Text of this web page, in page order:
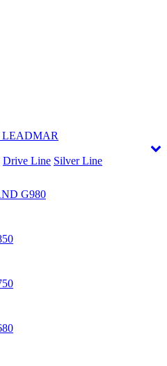
LEADMAR
Drive Line Silver Line
G980